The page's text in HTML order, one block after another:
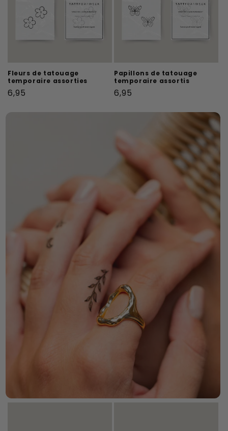
Fleurs de tatouage
temporaire assorties
Prix
6,95
Papillons de tatouage
temporaire assortis
Prix
6,95